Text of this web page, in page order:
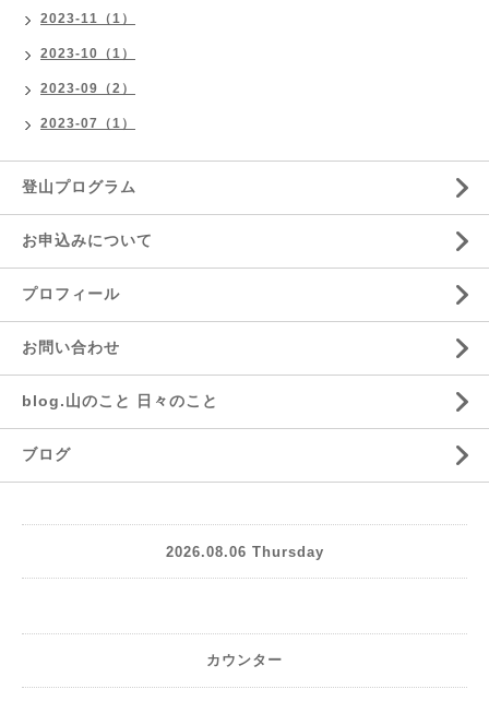
2023-11（1）
2023-10（1）
2023-09（2）
2023-07（1）
登山プログラム
お申込みについて
プロフィール
お問い合わせ
blog.山のこと 日々のこと
ブログ
2026.08.06 Thursday
カウンター